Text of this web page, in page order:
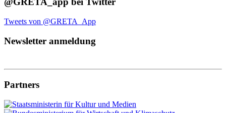
Tweets von @GRETA_App
Newsletter anmeldung
Partners